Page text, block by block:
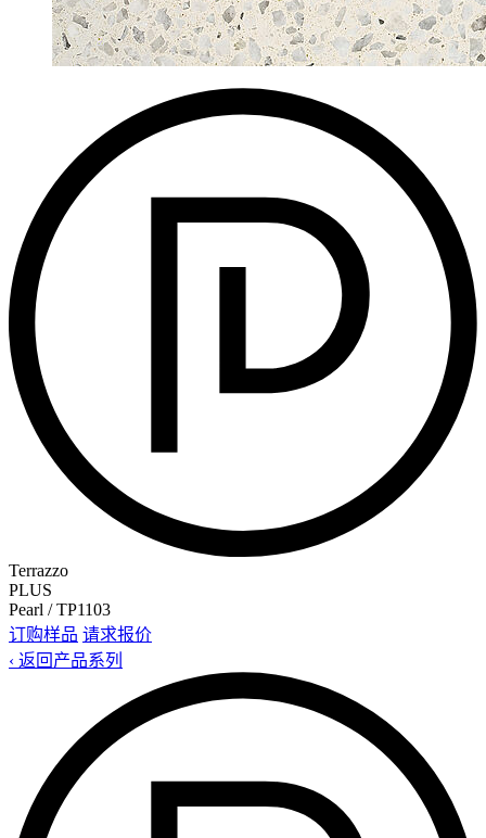
Terrazzo
PLUS
Pearl / TP1103
订购样品 请求报价
‹ 返回产品系列